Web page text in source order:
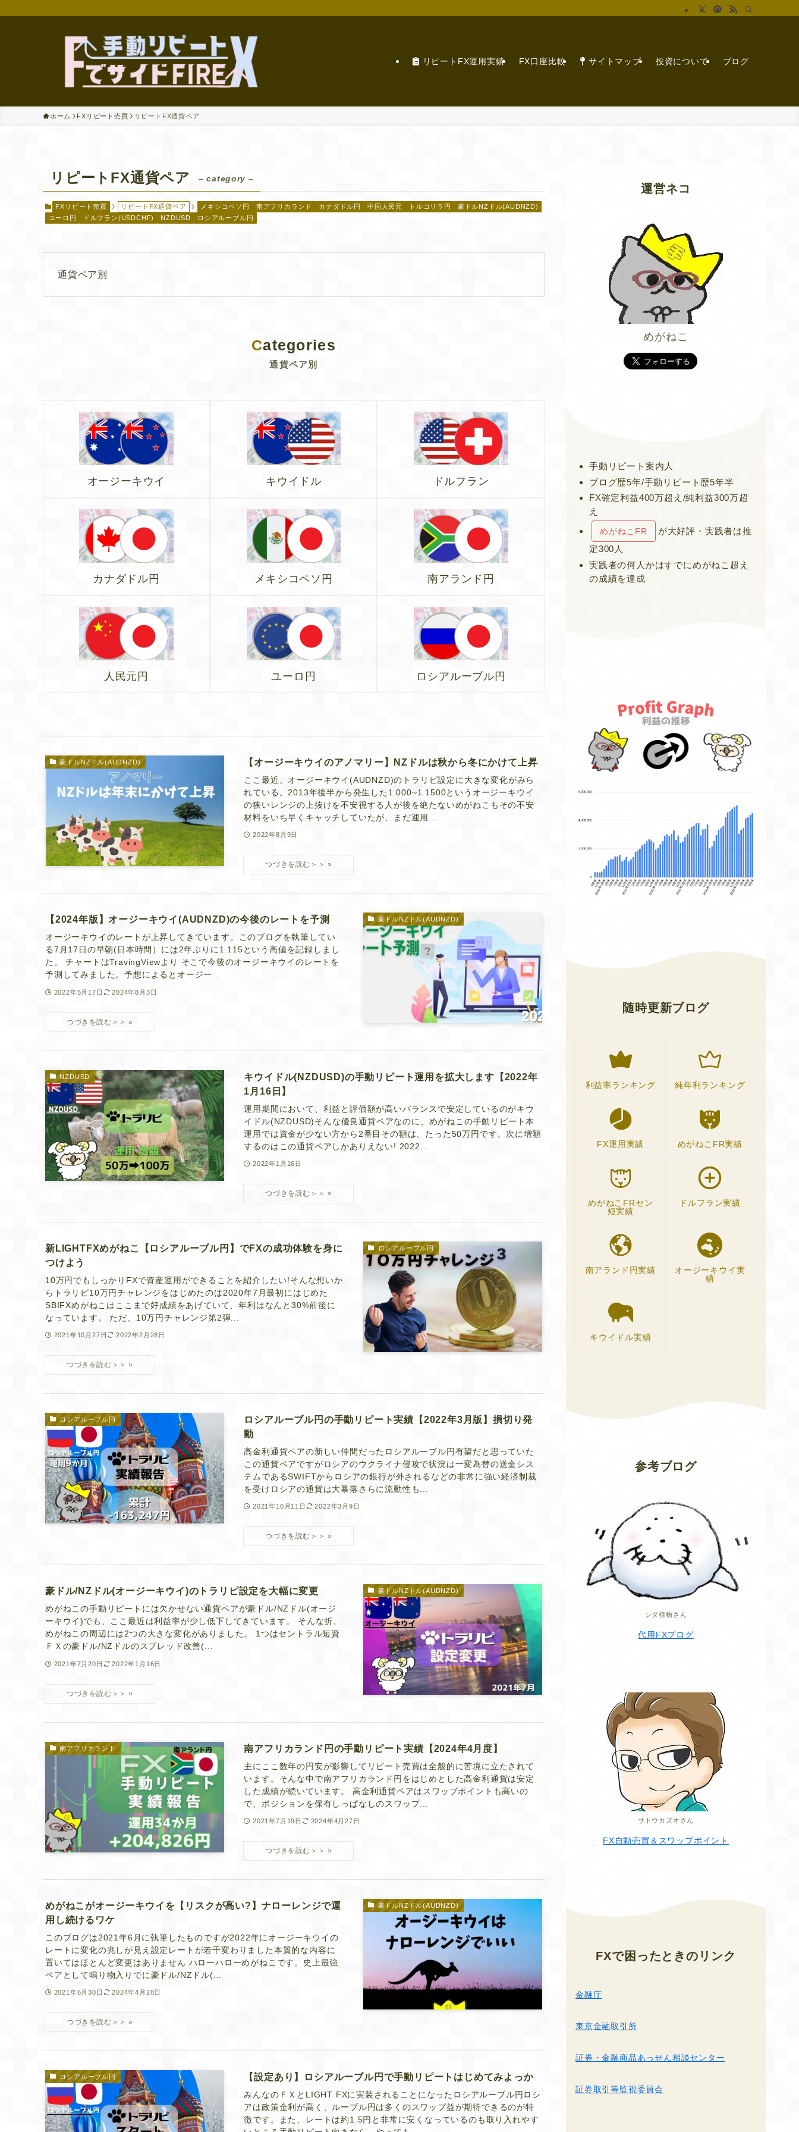
リピートFX運用実績 FX口座比較 サイトマップ 投資について ブログ
ホーム FXリピート売買 リピートFX通貨ペア
リピートFX通貨ペア – category –
FXリピート売買 リピートFX通貨ペア メキシコペソ円 南アフリカランド カナダドル円 中国人民元 トルコリラ円
豪ドルNZドル(AUDNZD)
ユーロ円
ドルフラン(USDCHF) NZDUSD ロシアルーブル円
通貨ペア別
Categories
通貨ペア別
オージーキウイ キウイドル ドルフラン
カナダドル円 メキシコペソ円 南アランド円
人民元円 ユーロ円 ロシアルーブル円
豪ドルNZドル(AUDNZD) 【オージーキウイのアノマリー】NZドルは秋から冬にかけて上昇
ここ最近、オージーキウイ(AUDNZD)のトラリピ設定に大きな変化がみら
れている。2013年後半から発生した1.000~1.1500というオージーキウイ
の狭いレンジの上抜けを不安視する人が後を絶たないめがねこもその不安
材料をいち早くキャッチしていたが、まだ運用...
2022年8月9日
豪ドルNZドル(AUDNZD)
【2024年版】オージーキウイ(AUDNZD)の今後のレートを予測
オージーキウイのレートが上昇してきています。このブログを執筆してい
る7月17日の早朝(日本時間）には2年ぶりに1.115という高値を記録しまし
た。 チャートはTravingViewより そこで今後のオージーキウイのレートを
予測してみました。予想によるとオージー...
2022年5月17日 2024年8月3日
NZDUSD
キウイドル(NZDUSD)の手動リピート運用を拡大します【2022年
1月16日】
運用期間において、利益と評価額が高いバランスで安定しているのがキウ
イドル(NZDUSD)そんな優良通貨ペアなのに、めがねこの手動リピート本
運用では資金が少ない方から2番目その額は、たった50万円です。次に増額
するのはこの通貨ペアしかありえない! 2022...
2022年1月16日
ロシアルーブル円
新LIGHTFXめがねこ【ロシアルーブル円】でFXの成功体験を身に
つけよう
10万円でもしっかりFXで資産運用ができることを紹介したい!そんな想いか
らトラリピ10万円チャレンジをはじめたのは2020年7月最初にはじめた
SBIFXめがねこはここまで好成績をあげていて、年利はなんと30%前後に
なっています。 ただ、10万円チャレンジ第2弾...
2021年10月27日 2022年2月28日
ロシアルーブル円
ロシアルーブル円の手動リピート実績【2022年3月版】損切り発
動
高金利通貨ペアの新しい仲間だったロシアルーブル円有望だと思っていた
この通貨ペアですがロシアのウクライナ侵攻で状況は一変為替の送金シス
テムであるSWIFTからロシアの銀行が外されるなどの非常に強い経済制裁
を受けロシアの通貨は大暴落さらに流動性も...
2021年10月11日 2022年3月9日
豪ドルNZドル(AUDNZD)
豪ドル/NZドル(オージーキウイ)のトラリピ設定を大幅に変更
めがねこの手動リピートには欠かせない通貨ペアが豪ドル/NZドル(オージ
ーキウイ)でも、ここ最近は利益率が少し低下してきています。 そんな折、
めがねこの周辺には2つの大きな変化がありました。 1つはセントラル短資
ＦＸの豪ドル/NZドルのスプレッド改善(...
2021年7月20日 2022年1月16日
南アフリカランド 南アフリカランド円の手動リピート実績【2024年4月度】
主にここ数年の円安が影響してリピート売買は全般的に苦境に立たされて
います。そんな中で南アフリカランド円をはじめとした高金利通貨は安定
した成績が続いています。 高金利通貨ペアはスワップポイントも高いの
で、ポジションを保有しっぱなしのスワップ...
2021年7月19日 2024年4月27日
豪ドルNZドル(AUDNZD)
めがねこがオージーキウイを【リスクが高い?】ナローレンジで運
用し続けるワケ
このブログは2021年6月に執筆したものですが2022年にオージーキウイの
レートに変化の兆しが見え設定レートが若干変わりました本質的な内容に
置いてはほとんど変更はありません ハローハローめがねこです。史上最強
ペアとして鳴り物入りでに豪ドル/NZドル(...
2021年6月30日 2024年4月28日
ロシアルーブル円 【設定あり】ロシアルーブル円で手動リピートはじめてみよっか
みんなのＦＸとLIGHT FXに実装されることになったロシアルーブル円ロシ
アは政策金利が高く、ルーブル円は多くのスワップ益が期待できるのが特
徴です。また、レートは約1.5円と非常に安くなっているのも取り入れやす
運営ネコ
めがねこ
手動リピート案内人
ブログ歴5年/手動リピート歴5年半
FX確定利益400万超え/純利益300万超
え
めがねこFR
が大好評・実践者は推
定300人
実践者の何人かはすでにめがねこ超え
の成績を達成
随時更新ブログ
利益率ランキング 純年利ランキング
FX運用実績 めがねこFR実績
めがねこFRセン
短実績
ドルフラン実績
南アランド円実績
オージーキウイ実
績
キウイドル実績
参考ブログ
シダ植物さん
代用FXブログ
サトウカズオさん
FX自動売買＆スワップポイント
FXで困ったときのリンク
金融庁
東京金融取引所
証券・金融商品あっせん相談センター
証券取引等監視委員会